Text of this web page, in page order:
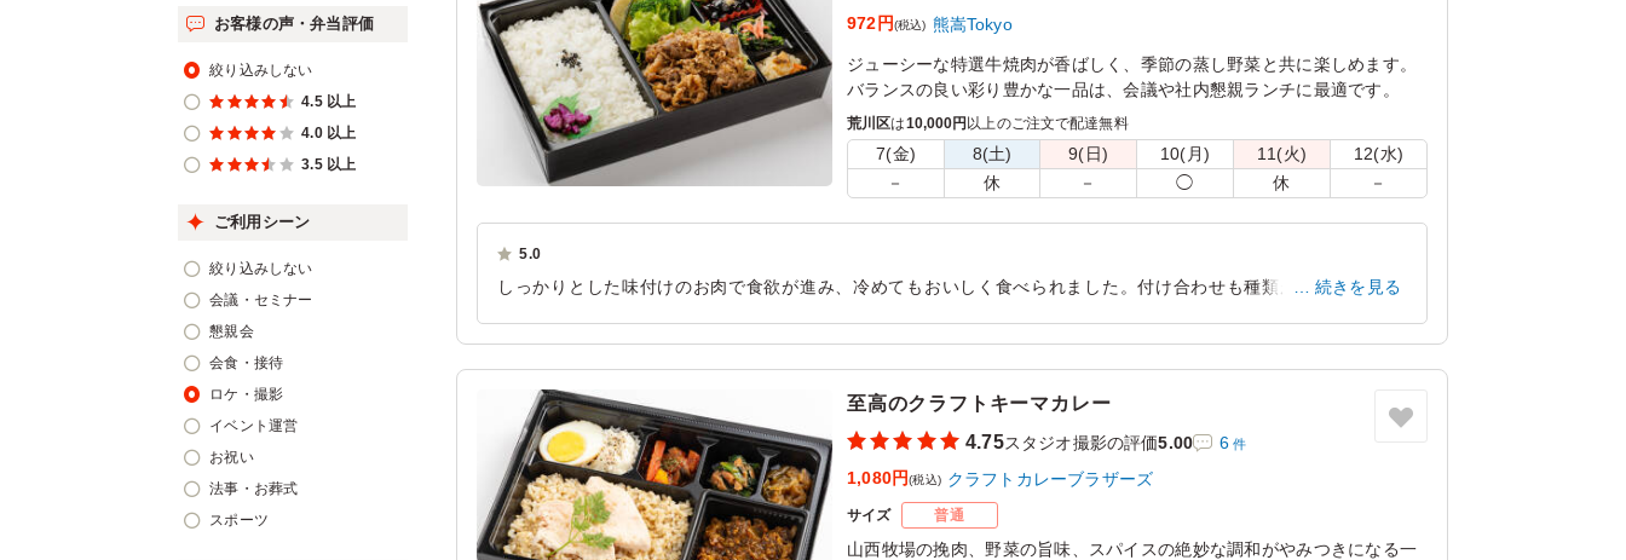
972円(税込) 熊嵩Tokyo
ジューシーな特選牛焼肉が香ばしく、季節の蒸し野菜と共に楽しめます。
バランスの良い彩り豊かな一品は、会議や社内懇親ランチに最適です。
荒川区は10,000円 以上のご注文で配達無料
7(金) 8(土) 9(日) 10(月) 11(火) 12(水)
－ 休 － ◯ 休 －
5.0
しっかりとした味付けのお肉で食欲が進み、冷めてもおいしく食べられました。付け合わせも種類があり満足感が
続きを見る
至高のクラフトキーマカレー
4.75スタジオ撮影の評価5.00 6 件
1,080円(税込) クラフトカレーブラザーズ
サイズ 普通
山西牧場の挽肉、野菜の旨味、スパイスの絶妙な調和がやみつきになる一
お客様の声・弁当評価
絞り込みしない
4.5 以上
4.0 以上
3.5 以上
ご利用シーン
絞り込みしない
会議・セミナー
懇親会
会食・接待
ロケ・撮影
イベント運営
お祝い
法事・お葬式
スポーツ